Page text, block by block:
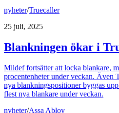
nyheter/Truecaller
25 juli, 2025
Blankningen ökar i
Mildef fortsätter att locka blankare,
procentenheter under veckan. Även
nya blankningspositioner byggas
flest nya blankare under veckan.
nyheter/Assa Abloy